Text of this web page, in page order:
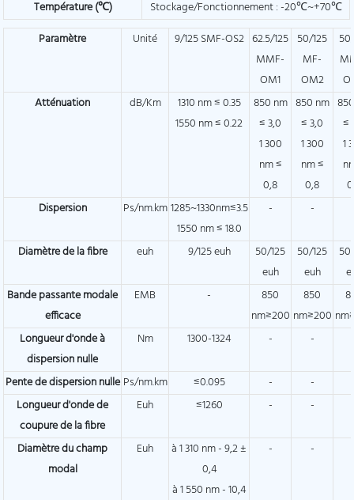
Température (℃)
Stockage/Fonctionnement : -20℃~+70℃
Paramètre
Unité 9/125 SMF-OS2 62.5/125
MMF-
OM1
50/125
MF-
OM2
Atténuation
dB/Km
1310 nm ≤ 0.35
1550 nm ≤ 0.22
850 nm
≤ 3,0
1 300
nm ≤
0,8
850 nm
≤ 3,0
1 300
nm ≤
0,8
≤
1
Dispersion
Ps/nm.km1285~1330nm≤3.5
1550 nm ≤ 18.0
- -
Diamètre de la fibre euh 9/125 euh
50/125
euh
50/125
euh
Bande passante modale
efficace
EMB -
850
nm≥200
850
nm≥200
Longueur d'onde à
dispersion nulle
Nm 1300-1324 - -
Pente de dispersion nulle Ps/nm.km ≤0.095 - -
Longueur d'onde de
coupure de la fibre
Euh ≤1260 - -
Diamètre du champ
modal
Euh
à 1 310 nm - 9,2 ±
0,4
à 1 550 nm - 10,4
- -